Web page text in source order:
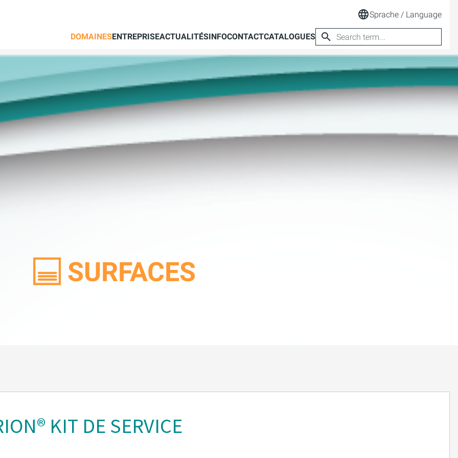
Sprache / Language
DOMAINESENTREPRISEACTUALITÉSINFOCONTACTCATALOGUES
SURFACES
KIT DE SERVICE